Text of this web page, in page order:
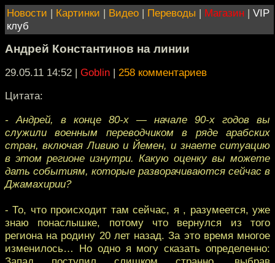
Новости | Картинки | Видео | Переводы | Магазин | VIP
клуб
Андрей Константинов на линии
29.05.11 14:52 | Goblin | 258 комментариев
Цитата:
- Андрей, в конце 80-х — начале 90-х годов вы
служили военным переводчиком в ряде арабских
стран, включая Ливию и Йемен, и знаете ситуацию
в этом регионе изнутри. Какую оценку вы можете
дать событиям, которые разворачиваются сейчас в
Джамахирии?
- То, что происходит там сейчас, я , разумеется, уже
знаю понаслышке, потому что вернулся из того
региона на родину 20 лет назад. За это время многое
изменилось… Но одно я могу сказать определенно: